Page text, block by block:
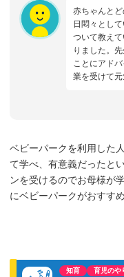
赤ちゃんと
日悶々とし
ついて教え
りました。
ことにアド
業を受けて元
ベビーパークを利用した
て学べ、有意義だったと
ンを受けるのでお母様が
にベビーパークがおすすめ
知育 育児のや